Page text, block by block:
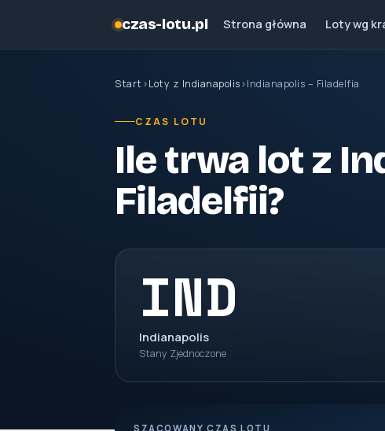
czas-lotu.pl Strona główna Loty wg
Start ›Loty z Indianapolis›Indianapolis – Filadelfia
CZAS LOTU
Ile trwa lot z
Filadelfii?
IND
Indianapolis
Stany Zjednoczone
SZACOWANY CZAS LOTU